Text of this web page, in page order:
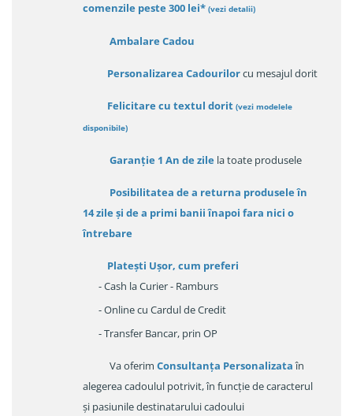
comenzile peste 300 lei* (vezi detalii)
Ambalare Cadou
Personalizarea Cadourilorcu mesajul dorit
Felicitare cu textul dorit (vezi modelele
disponibile)
Garanție 1 An de zile la toate produsele
Posibilitatea de a returna produsele în
14 zileși de a primi banii înapoi fara nici o
întrebare
Platești Ușor, cum preferi
- Cash la Curier - Ramburs
- Online cu Cardul de Credit
- Transfer Bancar, prin OP
Va oferim Consultanța Personalizataîn
alegerea cadoulul potrivit, în funcție de caracterul
și pasiunile destinatarului cadoului